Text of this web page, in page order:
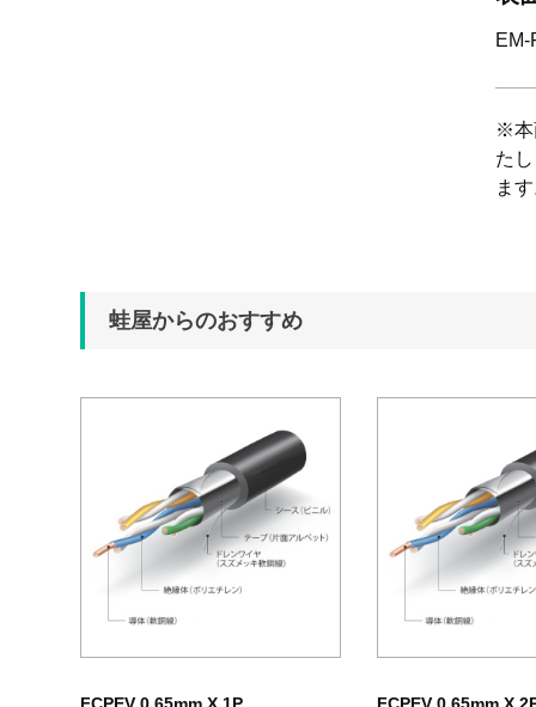
※本
た
ま
蛙屋からのおすすめ
FCPEV 0.65mm X 1P
FCPEV 0.65mm X